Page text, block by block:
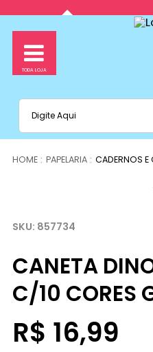
PAPELARIA CADERNOS E
857734
CANETA
C/10 CORES
R$ 16,99